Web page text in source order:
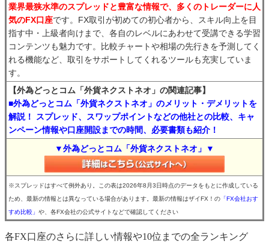
業界最狭水準のスプレッドと豊富な情報で、多くのトレーダーに人
気のFX口座です。FX取引が初めての初心者から、スキル向上を目
指す中・上級者向けまで、各自のレベルにあわせて受講できる学習
コンテンツも魅力です。比較チャートや相場の先行きを予測してく
れる機能など、取引をサポートしてくれるツールも充実していま
す。
【外為どっとコム「外貨ネクストネオ」の関連記事】
■外為どっとコム「外貨ネクストネオ」のメリット・デメリットを
解説！ スプレッド、スワップポイントなどの他社との比較、キャ
ンペーン情報や口座開設までの時間、必要書類も紹介！
▼外為どっとコム「外貨ネクストネオ」▼
※スプレッドはすべて例外あり。この表は2026年8月3日時点のデータをもとに作成している
ため、最新の情報とは異なっている場合があります。最新の情報はザイFX！の 「FX会社おす
すめ比較」 や、各FX会社の公式サイトなどで確認してください
各FX口座のさらに詳しい情報や10位までの全ランキング